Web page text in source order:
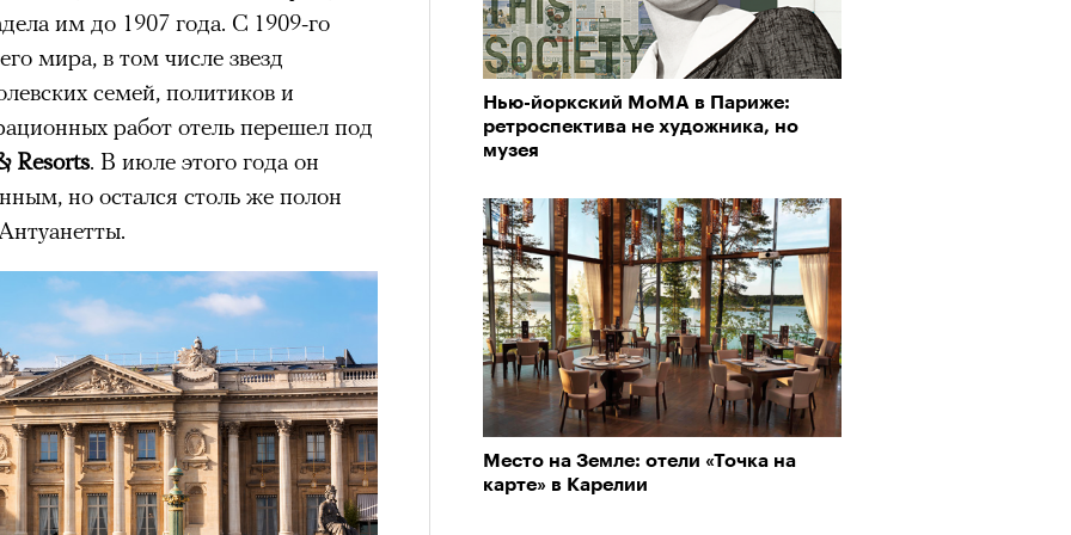
Нью-йоркский МоМА в Париже:
ретроспектива не художника, но
музея
Место на Земле: отели «Точка на
карте» в Карелии
провели первую резиденцию
им до 1907 года. С 1909-го
мира, в том числе звезд
семей, политиков и
работ отель перешел под
Resorts. В июле этого года он
но остался столь же полон
Можно ли прийти
в профессиональный спорт без
опыта, если вам 30
предельной
исчезает информационный шуми
момент.
вызываютмощный выброс
запоминает восхождение как один
способом выйти из
почувствовать контроль над собой
в горах создает между
связи и чувство доверия.
«гена высоты», но
чаще тянутся люди с высокой
готовностью к риску.